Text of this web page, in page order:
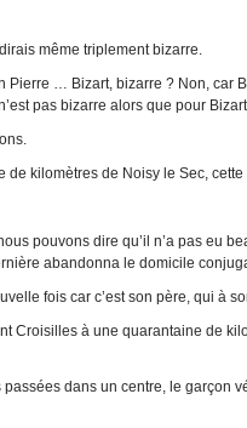
même triplement bizarre.
Pierre … Bizart, bizarre ? Non, car
pas bizarre alors que pour
de kilomètres de Noisy le Sec,
pouvons dire qu’il n’a pas eu
abandonna le domicile
fois car c’est son père, qui à
Croisilles à une quarantaine de
dans un centre, le garçon